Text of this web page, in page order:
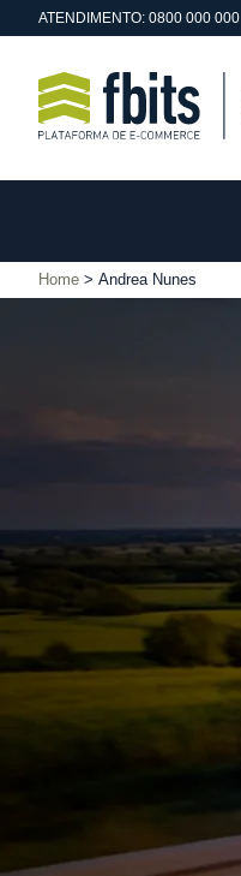
ATENDIMENTO: 0800 000 000
Home Andrea Nunes